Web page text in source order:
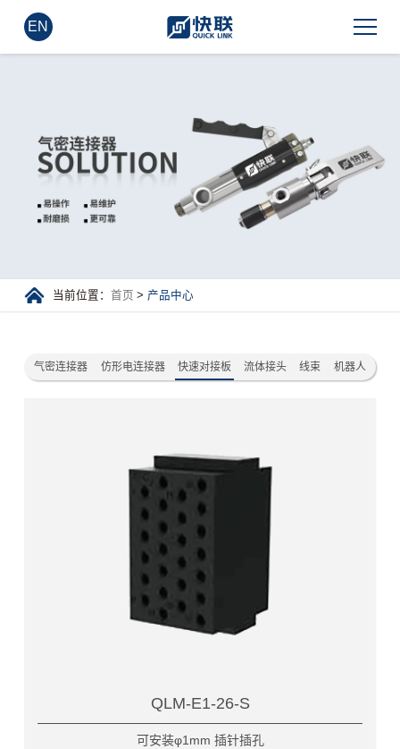
EN
当前位置：首页 > 产品中心
气密连接器 仿形电连接器 快速对接板 流体接头 线束 机器人
QLM-E1-26-S
可安装φ1mm 插针插孔